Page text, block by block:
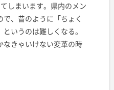
しまいます。県内のメン
、昔のように「ちょく
いうのは難しくなる。
なきゃいけない変革の時